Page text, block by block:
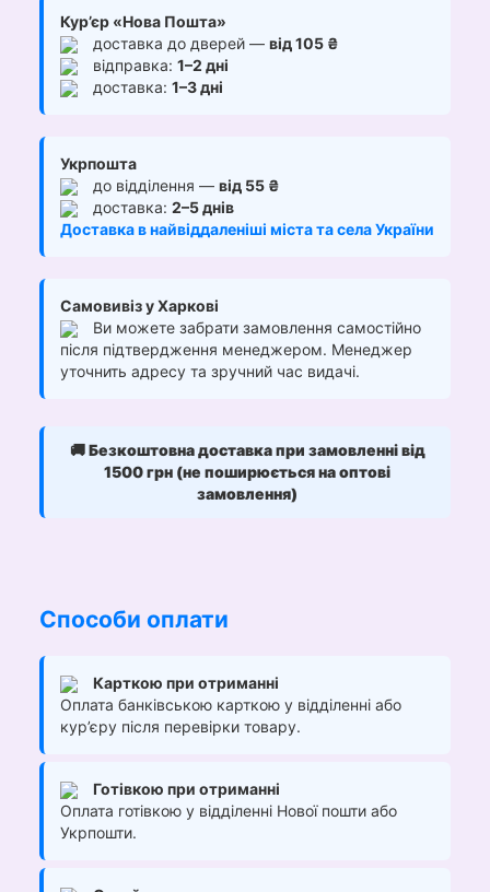
Кур’єр «Нова Пошта»
доставка до дверей — від 105 ₴
відправка: 1–2 дні
доставка: 1–3 дні
Укрпошта
до відділення — від 55 ₴
доставка: 2–5 днів
Доставка в найвіддаленіші міста та села України
Самовивіз у Харкові
Ви можете забрати замовлення самостійно
після підтвердження менеджером. Менеджер
уточнить адресу та зручний час видачі.
🚚Безкоштовна доставка при замовленні від
1500 грн (не поширюється на оптові
замовлення)
Способи оплати
Карткою при отриманні
Оплата банківською карткою у відділенні або
кур’єру після перевірки товару.
Готівкою при отриманні
Оплата готівкою у відділенні Нової пошти або
Укрпошти.